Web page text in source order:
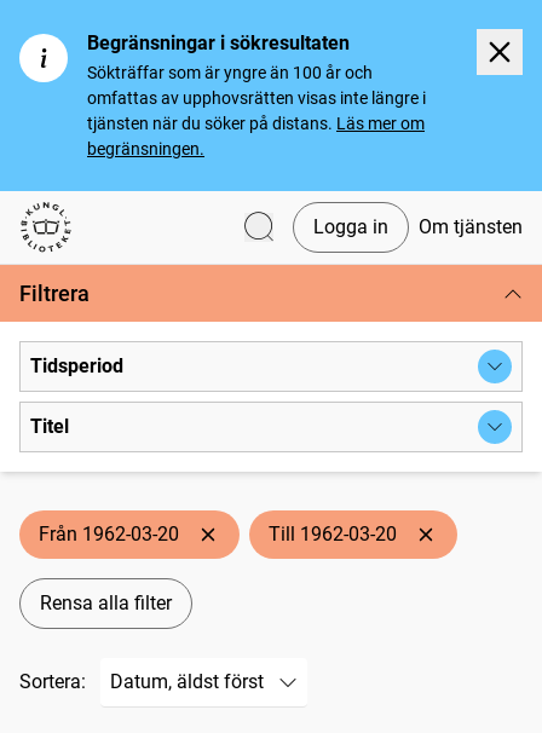
Begränsningar i sökresultaten
Sökträffar som är yngre än 100 år och
omfattas av upphovsrätten visas inte längre i
tjänsten när du söker på distans. Läs mer om
begränsningen.
Svenska tidningar
Logga in Om tjänsten
Filtrera
Tidsperiod
Titel
Från 1962-03-20 Till 1962-03-20
Rensa alla filter
Sortera: